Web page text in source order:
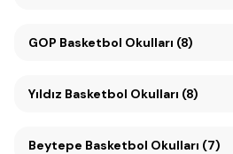
GOP Basketbol Okulları (8)
Yıldız Basketbol Okulları (8)
Beytepe Basketbol Okulları (7)